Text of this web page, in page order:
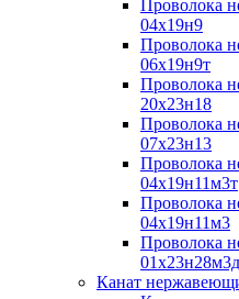
Проволока
04х19н9
Проволока
06х19н9т
Проволока
20х23н18
Проволока
07х23н13
Проволока
04х19н11м3т
Проволока
04х19н11м3
Проволока
Канат